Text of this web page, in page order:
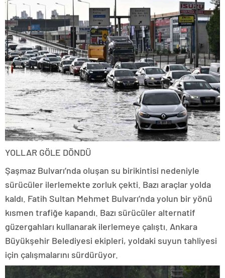
YOLLAR GÖLE DÖNDÜ
Şaşmaz Bulvarı’nda oluşan su birikintisi nedeniyle
sürücüler ilerlemekte zorluk çekti. Bazı araçlar yolda
kaldı. Fatih Sultan Mehmet Bulvarı’nda yolun bir yönü
kısmen trafiğe kapandı. Bazı sürücüler alternatif
güzergahları kullanarak ilerlemeye çalıştı. Ankara
Büyükşehir Belediyesi ekipleri, yoldaki suyun tahliyesi
için çalışmalarını sürdürüyor.